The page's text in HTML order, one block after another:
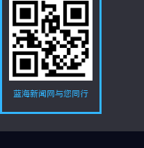
蓝海新闻网与您同行